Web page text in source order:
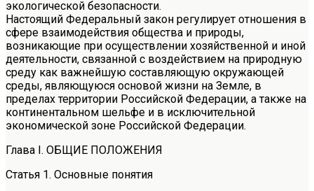
экологической безопасности.
Настоящий Федеральный закон регулирует отношения в
сфере взаимодействия общества и природы,
возникающие при осуществлении хозяйственной и иной
деятельности, связанной с воздействием на природную
среду как важнейшую составляющую окружающей
среды, являющуюся основой жизни на Земле, в
пределах территории Российской Федерации, а также на
континентальном шельфе и в исключительной
экономической зоне Российской Федерации.
Глава I. ОБЩИЕ ПОЛОЖЕНИЯ
Статья 1. Основные понятия